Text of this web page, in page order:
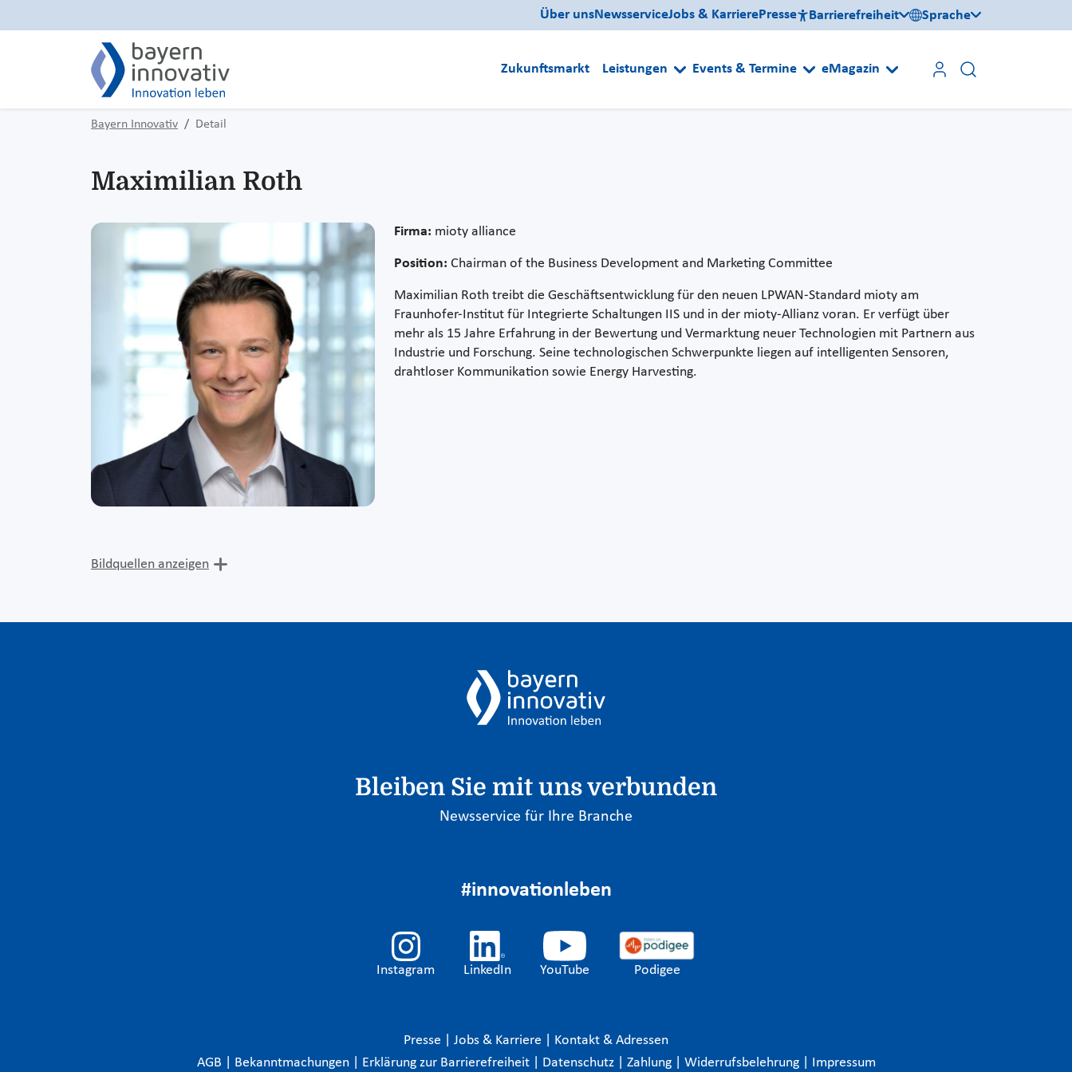
Über unsNewsserviceJobs & KarrierePresse Barrierefreiheit Sprache
Zukunftsmarkt Leistungen Events & Termine eMagazin
Bayern Innovativ Detail
Maximilian Roth
Firma: mioty alliance
Position: Chairman of the Business Development and Marketing Committee
Maximilian Roth treibt die Geschäftsentwicklung für den neuen LPWAN-Standard mioty am
Fraunhofer-Institut für Integrierte Schaltungen IIS und in der mioty-Allianz voran. Er verfügt über
mehr als 15 Jahre Erfahrung in der Bewertung und Vermarktung neuer Technologien mit Partnern aus
Industrie und Forschung. Seine technologischen Schwerpunkte liegen auf intelligenten Sensoren,
drahtloser Kommunikation sowie Energy Harvesting.
Bildquellen anzeigen
Bleiben Sie mit uns verbunden
Newsservice für Ihre Branche
#innovationleben
Instagram LinkedIn YouTube Podigee
Presse Jobs & Karriere
Kontakt & Adressen
AGB
Bekanntmachungen Erklärung zur Barrierefreiheit Datenschutz Zahlung Widerrufsbelehrung Impressum